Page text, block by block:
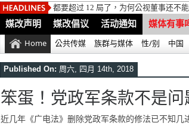
都要超过 12 局了，为何公视董事还不
媒改声明 媒改倡议 活动通知 媒体有事
Home 公共传媒 族群与媒体 性/别 中国
Published On: 周六, 四月 14th, 2018
笨蛋！党政军条款不是
近几年《广电法》删除党政军条款的修法已不知